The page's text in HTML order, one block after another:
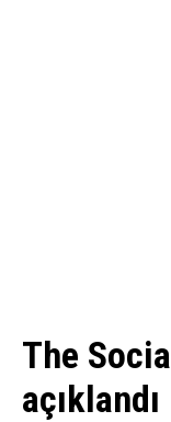
The
açıklandı